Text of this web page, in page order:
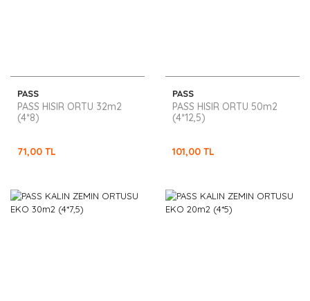
PASS
PASS HISIR ORTU 32m2
(4*8)
71,00 TL
PASS
PASS HISIR ORTU 50m2
(4*12,5)
101,00 TL